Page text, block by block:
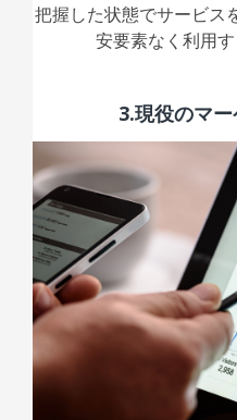
把握した状態でサービス
安要素なく利用す
3.現役のマ